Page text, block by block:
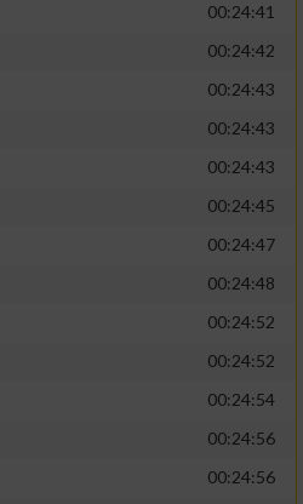
00:24:41
00:24:42
00:24:43
00:24:43
00:24:43
00:24:45
00:24:47
00:24:48
00:24:52
00:24:52
00:24:54
00:24:56
00:24:56